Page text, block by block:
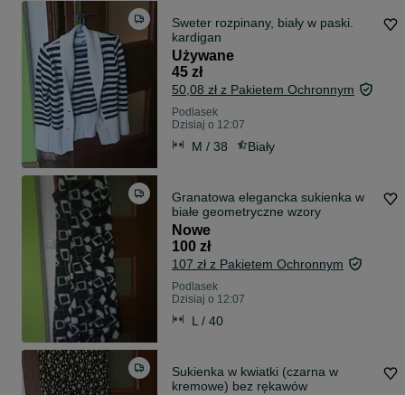
Sweter rozpinany, biały w paski.
kardigan
Używane
45 zł
50,08 zł z Pakietem Ochronnym
Podlasek
Dzisiaj o 12:07
M / 38 Biały
Granatowa elegancka sukienka w
białe geometryczne wzory
Nowe
100 zł
107 zł z Pakietem Ochronnym
Podlasek
Dzisiaj o 12:07
L / 40
Sukienka w kwiatki (czarna w
kremowe) bez rękawów